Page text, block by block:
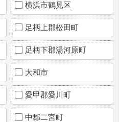
横浜市鶴見区
足柄上郡松田町
足柄下郡湯河原町
大和市
愛甲郡愛川町
中郡二宮町